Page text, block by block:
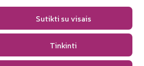
Sutikti su visais
Tinkinti
0,00 €